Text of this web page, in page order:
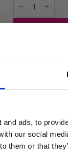
ads, to
our social
them or that
brun
få